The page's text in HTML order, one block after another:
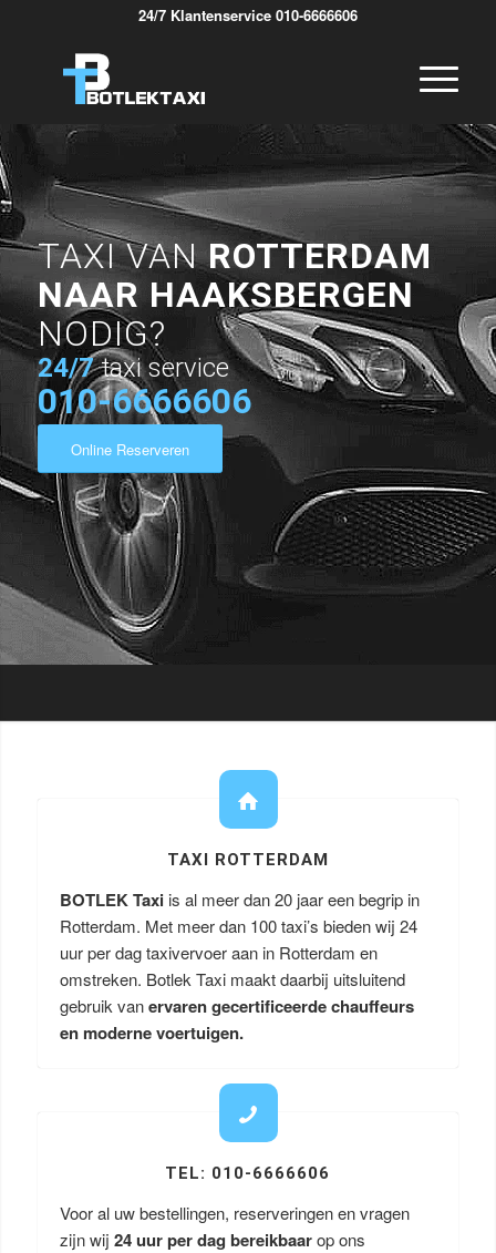
24/7 Klantenservice 010-6666606
TAXI VANROTTERDAM
NAAR HAAKSBERGEN
NODIG?
24/7 taxi service
010-6666606
Online Reserveren
TAXI ROTTERDAM
BOTLEK Taxi is al meer dan 20 jaar een begrip in
Rotterdam. Met meer dan 100 taxi’s bieden wij 24
uur per dag taxivervoer aan in Rotterdam en
omstreken. Botlek Taxi maakt daarbij uitsluitend
gebruik vanervaren gecertificeerde chauffeurs
en moderne voertuigen.
TEL: 010-6666606
Voor al uw bestellingen, reserveringen en vragen
zijn wij 24 uur per dag bereikbaarop ons